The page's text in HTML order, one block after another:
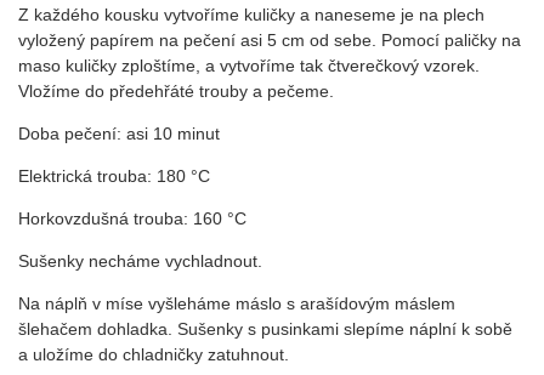
Z každého kousku vytvoříme kuličky a naneseme je na plech
vyložený papírem na pečení asi 5 cm od sebe. Pomocí paličky na
maso kuličky zploštíme, a vytvoříme tak čtverečkový vzorek.
Vložíme do předehřáté trouby a pečeme.
Doba pečení: asi 10 minut
Elektrická trouba: 180 °C
Horkovzdušná trouba: 160 °C
Sušenky necháme vychladnout.
Na náplň v míse vyšleháme máslo s arašídovým máslem
šlehačem dohladka. Sušenky s pusinkami slepíme náplní k sobě
a uložíme do chladničky zatuhnout.